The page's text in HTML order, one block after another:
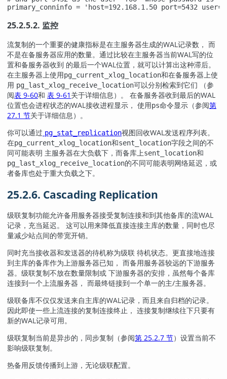
primary_conninfo = 'host=192.168.1.50 port=5432
25.2.5.2. 监控
流复制的一个重要的健康指标是在主服务器生成的WAL记录数， 而
不是在备服务器应用的数量。通过比较在主服务器当前WAL写的位
置和备服务器收到 的最后一个WAL位置，就可以计算出这种滞后。
在主服务器上使用pg_current_xlog_location和在备服务器上使
用 pg_last_xlog_receive_location可以分别检索到它们 （参
阅表 9-60和 表 9-61 关于详细信息）。 在备服务器收到最后的WAL
位置也会进程状态的WAL接收进程显示， 使用ps命令显示（参阅第
27.1 节关于详细信息）。
你可以通过 pg_stat_replication视图回收WAL发送程序列表。
在pg_current_xlog_location和sent_location字段之间的不
同可能表明 主服务器在大负载下，而备库上sent_location和
pg_last_xlog_receive_location的不同可能表明网络延迟，或
者备库也处于重大负载之下。
25.2.6. Cascading Replication
级联复制功能允许备用服务器接受复制连接和到其他备库的流WAL
记录，充当延迟。 这可以用来降低直接连接主库的数量，同时也尽
量减少站点间的带宽开销。
同时充当接收器和发送器的待机称为级联 待机状态。更直接地连接
到主库的备库作为上游服务器已知， 而备用服务器较远的下游服务
器。级联复制不放在数量限制或 下游服务器的安排，虽然每个备库
连接到一个上流服务器， 而最终链接到一个单一的主/主服务器。
级联备库不仅仅发送来自主库的WAL记录，而且来自归档的记录。
因此即使一些上流连接的复制连接终止， 连接复制继续往下只要有
新的WAL记录可用。
级联复制当前是异步的，同步复制（参阅第 25.2.7 节）设置当前不
影响级联复制。
热备用反馈传播到上游，无论级联配置。